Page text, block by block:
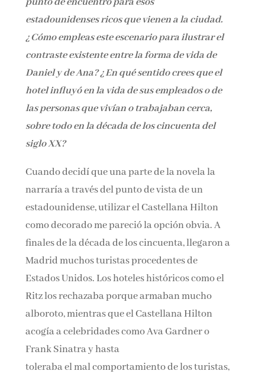
estadounidenses ricos que vienen a la ciudad.
¿Cómo empleas este escenario para ilustrar el
contraste existente entre la forma de vida de
Daniel y de Ana? ¿En qué sentido crees que el
hotel influyó en la vida de sus empleados o de
las personas que vivían o trabajaban cerca,
sobre todo en la década de los cincuentadel
siglo XX?
Cuando decidí que una parte de la novela la
narraría a través del punto de vista de un
estadounidense, utilizar el Castellana Hilton
como decorado me pareció la opción obvia. A
finales de la década de los cincuenta, llegaron a
Madrid muchos turistas procedentes de
Estados Unidos. Los hoteles históricos como el
Ritz los rechazaba porque armaban mucho
alboroto, mientras que el Castellana Hilton
acogía a celebridades como Ava Gardner o
Frank Sinatra y hasta
toleraba el mal comportamiento de los turistas,